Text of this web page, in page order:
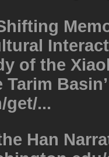
of the
Tarim
get/...
Han